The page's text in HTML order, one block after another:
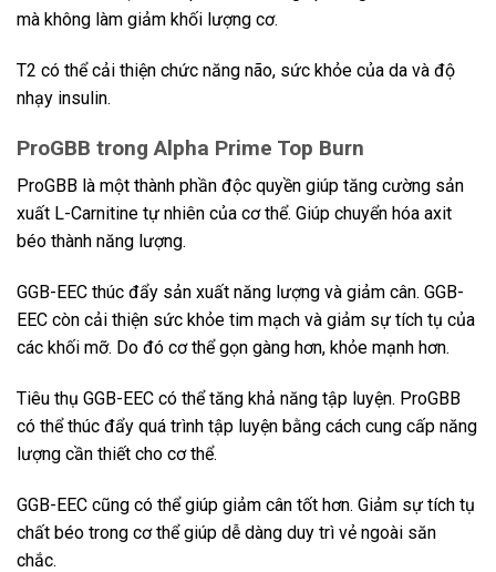
mà không làm giảm khối lượng cơ.
T2 có thể cải thiện chức năng não, sức khỏe của da và độ
nhạy insulin.
ProGBB trong Alpha Prime Top Burn
ProGBB là một thành phần độc quyền giúp tăng cường sản
xuất L-Carnitine tự nhiên của cơ thể. Giúp chuyển hóa axit
béo thành năng lượng.
GGB-EEC thúc đẩy sản xuất năng lượng và giảm cân. GGB-
EEC còn cải thiện sức khỏe tim mạch và giảm sự tích tụ của
các khối mỡ. Do đó cơ thể gọn gàng hơn, khỏe mạnh hơn.
Tiêu thụ GGB-EEC có thể tăng khả năng tập luyện. ProGBB
có thể thúc đẩy quá trình tập luyện bằng cách cung cấp năng
lượng cần thiết cho cơ thể.
GGB-EEC cũng có thể giúp giảm cân tốt hơn. Giảm sự tích tụ
chất béo trong cơ thể giúp dễ dàng duy trì vẻ ngoài săn
chắc.